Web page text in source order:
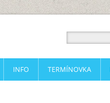
INFO TERMÍNOVKA